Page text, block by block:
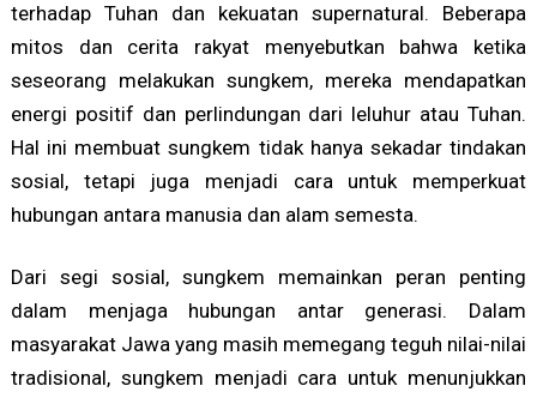
terhadap Tuhan dan kekuatan supernatural. Beberapa
mitos dan cerita rakyat menyebutkan bahwa ketika
seseorang melakukan sungkem, mereka mendapatkan
energi positif dan perlindungan dari leluhur atau Tuhan.
Hal ini membuat sungkem tidak hanya sekadar tindakan
sosial, tetapi juga menjadi cara untuk memperkuat
hubungan antara manusia dan alam semesta.
Dari segi sosial, sungkem memainkan peran penting
dalam menjaga hubungan antar generasi. Dalam
masyarakat Jawa yang masih memegang teguh nilai-nilai
tradisional, sungkem menjadi cara untuk menunjukkan